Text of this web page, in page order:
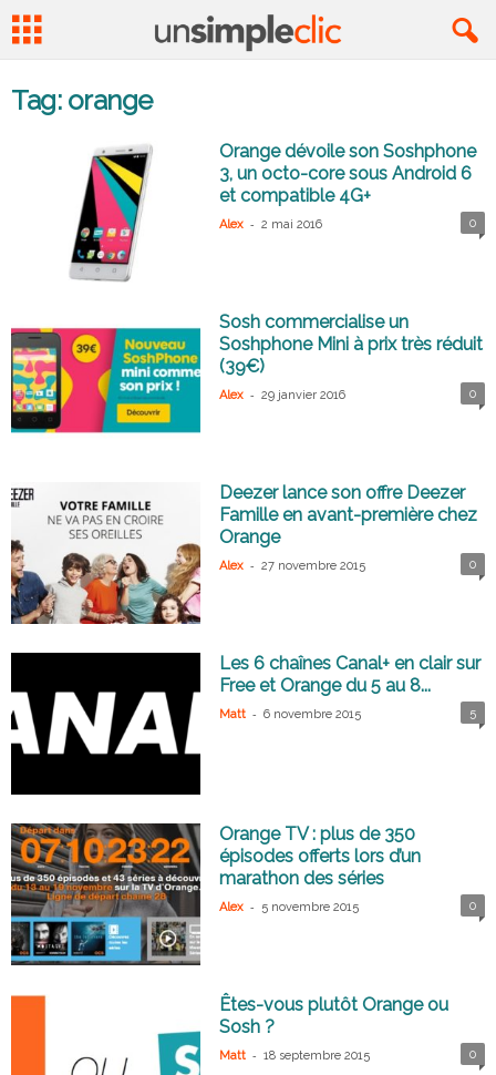
Tag: orange
Orange dévoile son Soshphone
3, un octo-core sous Android 6
et compatible 4G+
Alex - 2 mai 2016 0
Sosh commercialise un
Soshphone Mini à prix très réduit
(39€)
Alex - 29 janvier 2016 0
Deezer lance son offre Deezer
Famille en avant-première chez
Orange
Alex - 27 novembre 2015 0
Les 6 chaînes Canal+ en clair sur
Free et Orange du 5 au 8...
Matt - 6 novembre 2015 5
Orange TV : plus de 350
épisodes offerts lors d’un
marathon des séries
Alex - 5 novembre 2015 0
Êtes-vous plutôt Orange ou
Sosh ?
Matt - 18 septembre 2015 0